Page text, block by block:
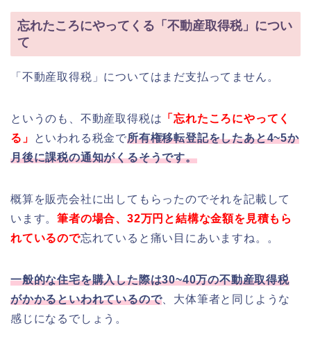
忘れたころにやってくる「不動産取得税」につい
て
「不動産取得税」についてはまだ支払ってません。
というのも、不動産取得税は 「忘れたころにやってく
る」
といわれる税金で所有権移転登記をしたあと4~5か
月後に課税の通知がくるそうです。
概算を販売会社に出してもらったのでそれを記載して
います。筆者の場合、32万円と結構な金額を見積もら
れているので忘れていると痛い目にあいますね。。
一般的な住宅を購入した際は30~40万の不動産取得税
がかかるといわれているので、大体筆者と同じような
感じになるでしょう。